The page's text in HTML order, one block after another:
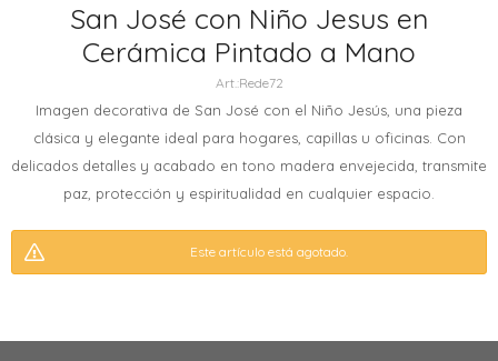
San José con Niño Jesus en
Cerámica Pintado a Mano
Rede72
Imagen decorativa de San José con el Niño Jesús, una pieza
clásica y elegante ideal para hogares, capillas u oficinas. Con
delicados detalles y acabado en tono madera envejecida, transmite
paz, protección y espiritualidad en cualquier espacio.
Este artículo está agotado.